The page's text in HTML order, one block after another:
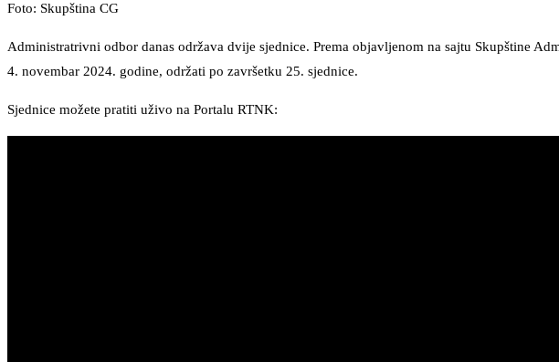
Foto: Skupština CG
Administratrivni odbor danas održava dvije sjednice. Prema objavljenom na sajtu Skupštine
4. novembar 2024. godine, održati po završetku 25. sjednice.
Sjednice možete pratiti uživo na Portalu RTNK: